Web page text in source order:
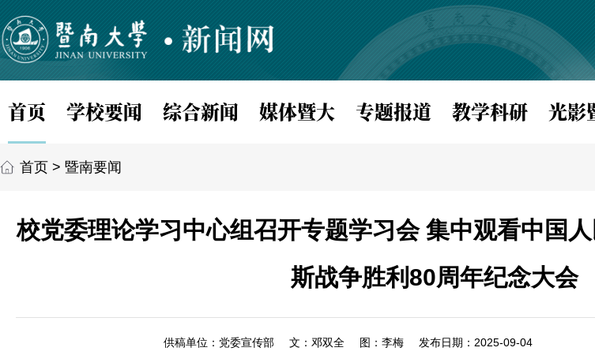
首页 学校要闻 综合新闻 媒体暨大 专题报道 教学科研 光影
首页 > 暨南要闻
校党委理论学习中心组召开专题学习会 集中观看中国
斯战争胜利80周年纪念大会
供稿单位：党委宣传部 文：邓双全 图：李梅 发布日期：2025-09-04